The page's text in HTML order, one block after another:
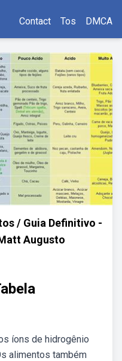
Contact Tos DMCA
/ Guia Definitivo -
Augusto
íons de hidrogênio
alimentos também